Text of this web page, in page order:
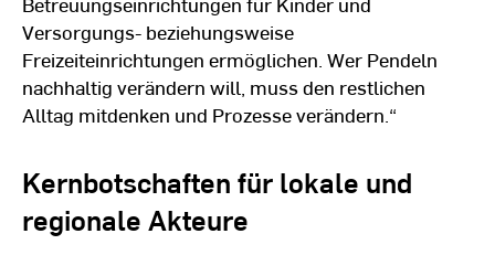
Versorgungs- beziehungsweise
Freizeiteinrichtungen ermöglichen. Wer Pendeln
nachhaltig verändern will, muss den restlichen
Alltag mitdenken und Prozesse verändern.“
Kernbotschaften für lokale und
regionale Akteure